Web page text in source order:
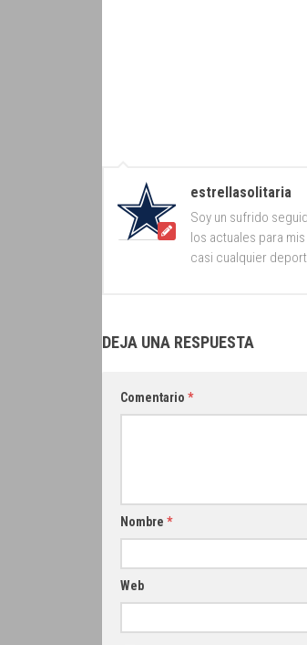
estrellasolitaria
Soy un sufrido
los actuales para
casi cualquier
DEJA UNA RESPUESTA
Comentario *
Nombre *
Web